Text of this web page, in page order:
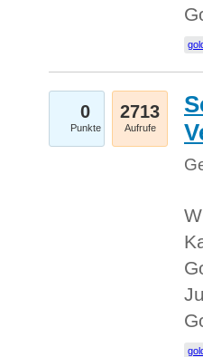
0
Punkte
2713
Aufrufe